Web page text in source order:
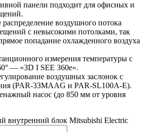
панели подходит для офисных и
распределение воздушного потока
с невысокими потолками, так
попадание охлажденного воздуха
измерения температуры с
— «3D I SEE 360е».
воздушных заслонок с
(PAR-33MAAG и PAR-SL100A-E).
насос (до 850 мм от уровня
внутренний блок Mitsubishi Electric